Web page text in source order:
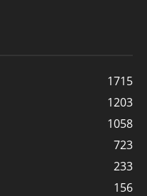
1715
1203
1058
723
233
156